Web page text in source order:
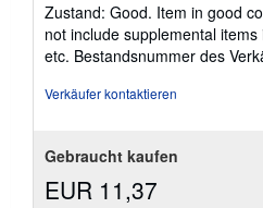
von
5
Zustand: Good. Item in good
not include supplemental
etc. Bestandsnummer des
Verkäufer kontaktieren
Gebraucht kaufen
EUR 11,37